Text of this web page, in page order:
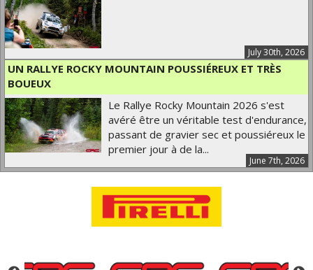
July 30th, 2026
UN RALLYE ROCKY MOUNTAIN POUSSIÉREUX ET TRÈS
BOUEUX
June 7th, 2026
Le Rallye Rocky Mountain 2026 s'est
avéré être un véritable test d'endurance,
passant de gravier sec et poussiéreux le
premier jour à de la...